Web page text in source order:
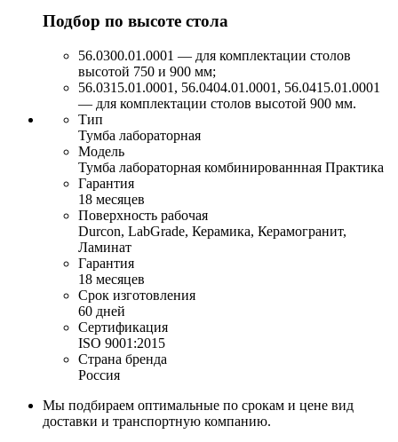
Подбор по высоте стола
56.0300.01.00­01 — для комплектации столов
высотой 750 и 900 мм;
56.0315.01.00­01, 56.0404.01.00­01, 56.0415.01.00­01
— для комплектации столов высотой 900 мм.
Тип
Тумба лабораторная
Модель
Тумба лабораторная комбинированнная Практика
Гарантия
18 месяцев
Поверхность рабочая
Durcon, LabGrade, Керамика, Керамогранит,
Ламинат
Гарантия
18 месяцев
Срок изготовления
60 дней
Сертификация
ISO 9001:2015
Страна бренда
Россия
Мы подбираем оптимальные по срокам и цене вид
доставки и транспортную компанию.